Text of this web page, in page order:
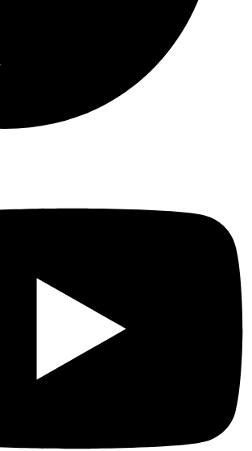
COMMUNICATION
Two-Way Audio with Noise
AI
DETECTION